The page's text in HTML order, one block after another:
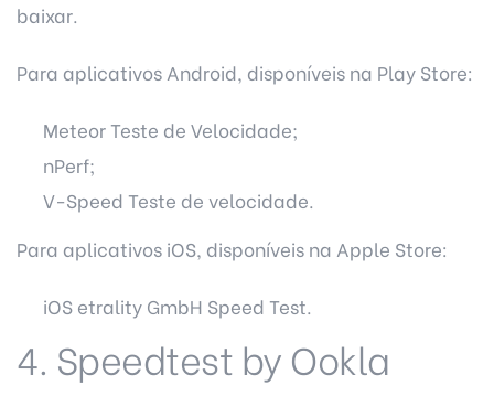
baixar.
Para aplicativos Android, disponíveis na Play Store:
Meteor Teste de Velocidade;
nPerf;
V-Speed Teste de velocidade.
Para aplicativos iOS, disponíveis na Apple Store:
iOS etrality GmbH Speed Test.
4. Speedtest by Ookla